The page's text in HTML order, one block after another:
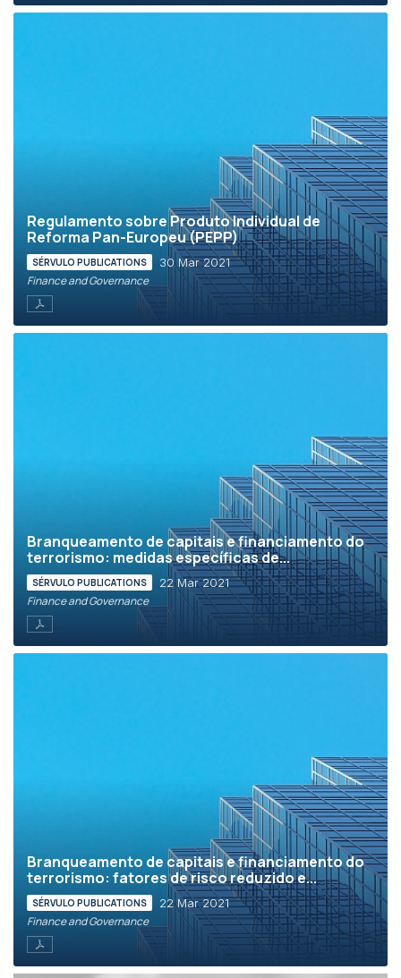
Regulamento sobre Produto Individual de
Reforma Pan-Europeu (PEPP)
SÉRVULO PUBLICATIONS 30 Mar 2021
Finance and Governance
Branqueamento de capitais e financiamento do
terrorismo: medidas específicas de...
SÉRVULO PUBLICATIONS 22 Mar 2021
Finance and Governance
Branqueamento de capitais e financiamento do
terrorismo: fatores de risco reduzido e...
SÉRVULO PUBLICATIONS 22 Mar 2021
Finance and Governance